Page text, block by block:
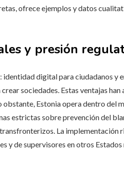
ofrece ejemplos y datos
y presión
digital para ciudadanos y
sociedades. Estas ventajas
Estonia opera dentro del
estrictas sobre prevención del
La implementación
y de supervisores en otros